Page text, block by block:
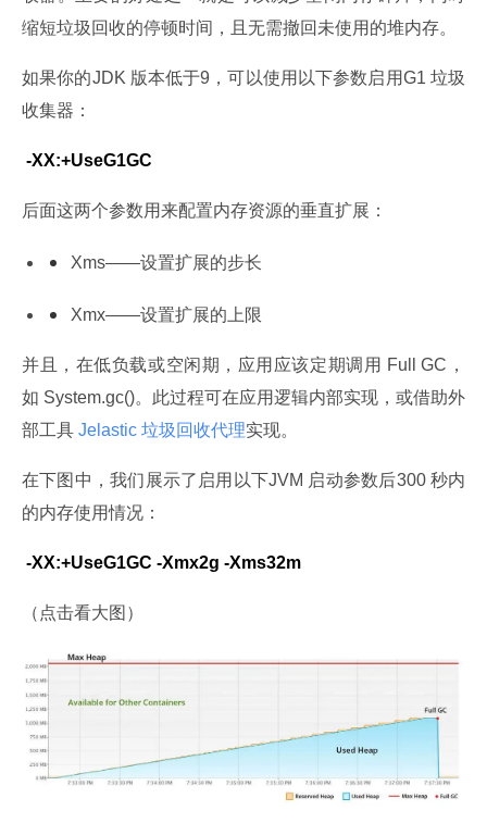
缩短垃圾回收的停顿时间，且无需撤回未使用的堆内存。
如果你的JDK 版本低于9，可以使用以下参数启用G1 垃圾
收集器：
-XX:+UseG1GC
后面这两个参数用来配置内存资源的垂直扩展：
Xms——设置扩展的步长
Xmx——设置扩展的上限
并且，在低负载或空闲期，应用应该定期调用 Full GC，
如 System.gc()。此过程可在应用逻辑内部实现，或借助外
部工具 Jelastic 垃圾 回收代理实现。
在下图中，我们展示了启用以下JVM 启动参数后300 秒内
的内存使用情况：
-XX:+UseG1GC -Xmx2g -Xms32m
（点击看大图）